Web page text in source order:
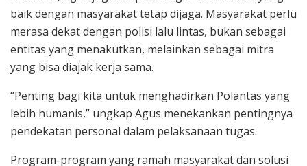
baik dengan masyarakat tetap dijaga. Masyarakat perlu
merasa dekat dengan polisi lalu lintas, bukan sebagai
entitas yang menakutkan, melainkan sebagai mitra
yang bisa diajak kerja sama.
“Penting bagi kita untuk menghadirkan Polantas yang
lebih humanis,” ungkap Agus menekankan pentingnya
pendekatan personal dalam pelaksanaan tugas.
Program-program yang ramah masyarakat dan solusi